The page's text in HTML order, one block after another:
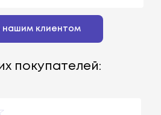
нашим клиентом
покупателей: